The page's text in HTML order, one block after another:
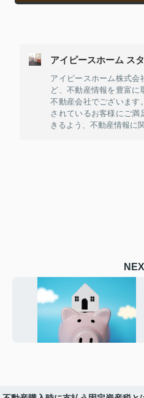
アイピースホーム ス
アイピースホーム株式会
ど、不動産情報を豊富に
不動産会社でございます
されているお客様にご満
きるよう、不動産情報に